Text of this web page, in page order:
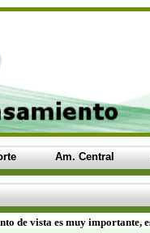
Am. Central
de vista es muy